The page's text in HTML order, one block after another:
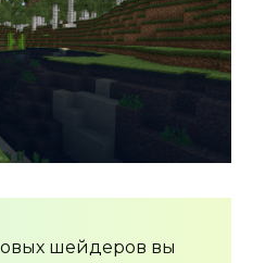
шейдеров вы